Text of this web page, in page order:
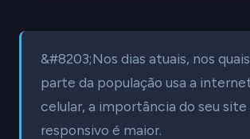
&#8203;Nos dias atuais, nos
parte da população usa a
celular, a importância do seu site
responsivo é maior.